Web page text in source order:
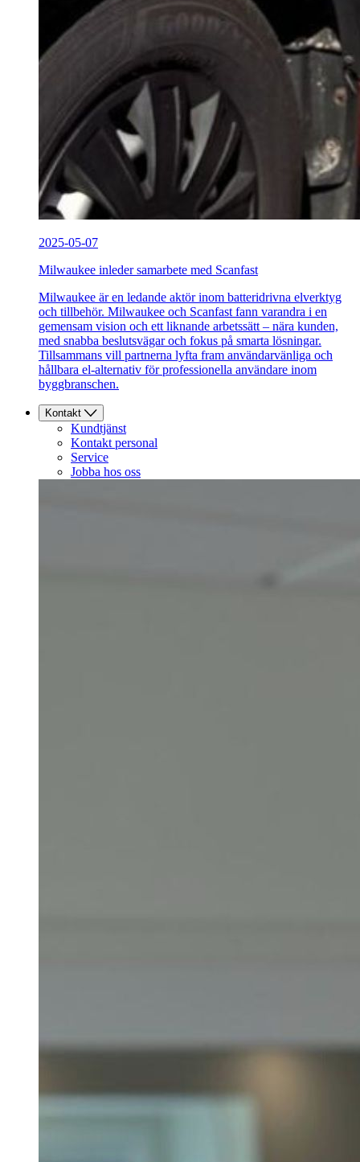
2025-05-07
Milwaukee inleder samarbete med Scanfast
Milwaukee är en ledande aktör inom batteridrivna elverktyg
och tillbehör. Milwaukee och Scanfast fann varandra i en
gemensam vision och ett liknande arbetssätt – nära kunden,
med snabba beslutsvägar och fokus på smarta lösningar.
Tillsammans vill partnerna lyfta fram användarvänliga och
hållbara el-alternativ för professionella användare inom
byggbranschen.
Kontakt
Kundtjänst
Kontakt personal
Service
Jobba hos oss